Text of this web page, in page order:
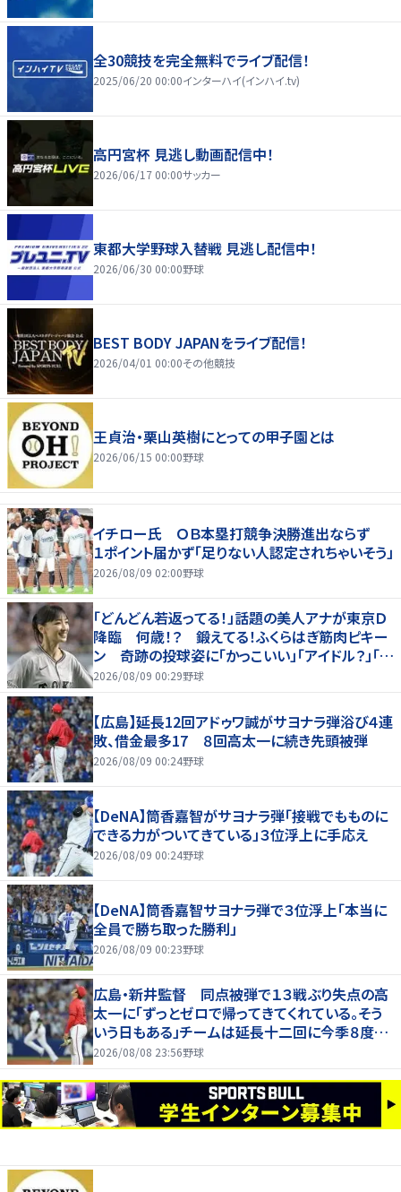
全30競技を完全無料でライブ配信！
2025/06/20 00:00インターハイ(インハイ.tv)
高円宮杯 見逃し動画配信中！
2026/06/17 00:00サッカー
東都大学野球入替戦 見逃し配信中！
2026/06/30 00:00野球
BEST BODY JAPANをライブ配信！
2026/04/01 00:00その他競技
王貞治・栗山英樹にとっての甲子園とは
2026/06/15 00:00野球
イチロー氏 ＯＢ本塁打競争決勝進出ならず
１ポイント届かず「足りない人認定されちゃいそう」
2026/08/09 02:00野球
「どんどん若返ってる！」話題の美人アナが東京Ｄ
降臨 何歳！？ 鍛えてる！ふくらはぎ筋肉ピキー
ン 奇跡の投球姿に「かっこいい」「アイドル？」「女
神」
2026/08/09 00:29野球
【広島】延長12回アドゥワ誠がサヨナラ弾浴び４連
敗、借金最多17 ８回高太一に続き先頭被弾
2026/08/09 00:24野球
【DeNA】筒香嘉智がサヨナラ弾「接戦でもものに
できる力がついてきている」３位浮上に手応え
2026/08/09 00:24野球
【DeNA】筒香嘉智サヨナラ弾で３位浮上「本当に
全員で勝ち取った勝利」
2026/08/09 00:23野球
広島・新井監督 同点被弾で１３戦ぶり失点の高
太一に「ずっとゼロで帰ってきてくれている。そう
いう日もある」チームは延長十二回に今季８度目
サヨナラ負け
2026/08/08 23:56野球